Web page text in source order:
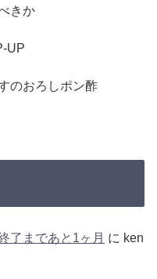
きか
UP
のおろしポン酢
了まであと1ヶ月 に ken